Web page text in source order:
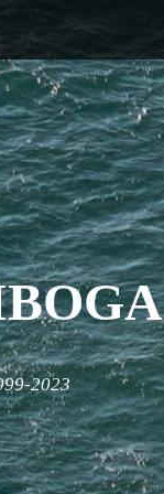
2023